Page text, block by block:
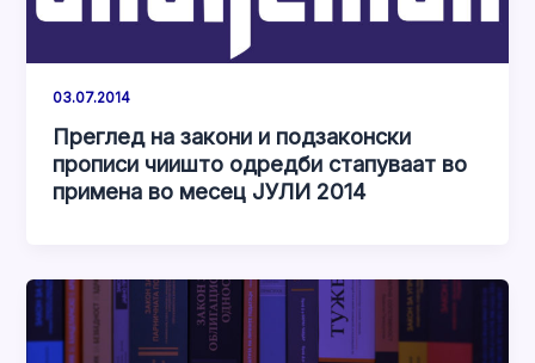
03.07.2014
Преглед на закони и подзаконски
прописи чиишто одредби стапуваат во
примена во месец ЈУЛИ 2014